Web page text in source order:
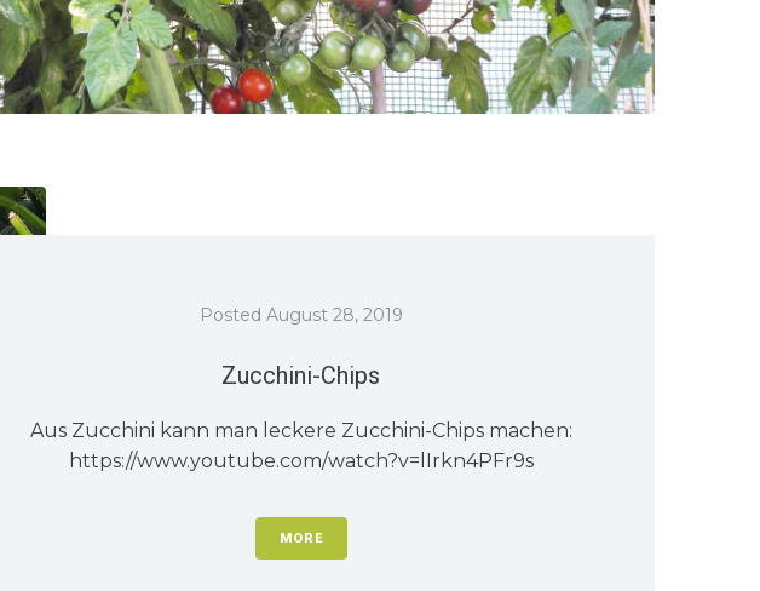
Posted August 28, 2019
Zucchini-Chips
Aus Zucchini kann man leckere Zucchini-Chips machen:
https://www.youtube.com/watch?v=lIrkn4PFr9s
MORE